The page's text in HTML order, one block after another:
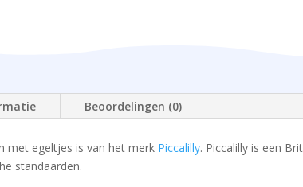
Beoordelingen (0)
met egeltjes is van het merk Piccalilly. Piccalilly is een
standaarden.